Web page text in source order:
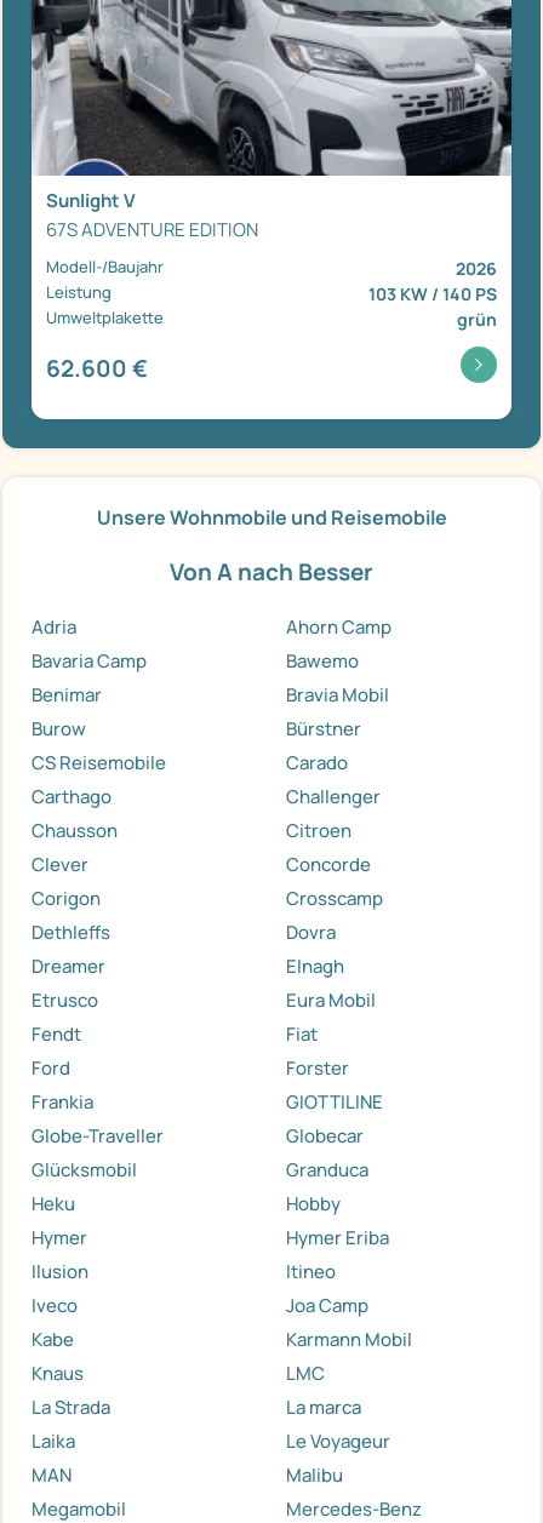
Sunlight V
67S ADVENTURE EDITION
Modell-/Baujahr 2026
Leistung 103 KW / 140 PS
Umweltplakette grün
62.600 €
Unsere Wohnmobile und Reisemobile
Von A nach Besser
Adria
Ahorn Camp
Bavaria Camp
Bawemo
Benimar
Bravia Mobil
Burow
Bürstner
CS Reisemobile
Carado
Carthago
Challenger
Chausson
Citroen
Clever
Concorde
Corigon
Crosscamp
Dethleffs
Dovra
Dreamer
Elnagh
Etrusco
Eura Mobil
Fendt
Fiat
Ford
Forster
Frankia
GIOTTILINE
Globe-Traveller
Globecar
Glücksmobil
Granduca
Heku
Hobby
Hymer
Hymer Eriba
Ilusion
Itineo
Iveco
Joa Camp
Kabe
Karmann Mobil
Knaus
LMC
La Strada
La marca
Laika
Le Voyageur
MAN
Malibu
Megamobil
Mercedes-Benz